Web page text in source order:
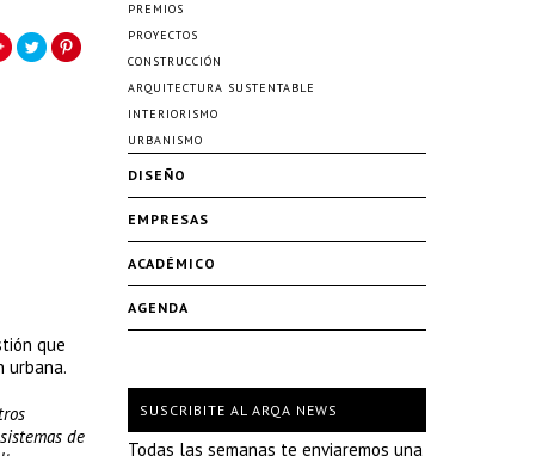
que
urbana.
de
PREMIOS
PROYECTOS
CONSTRUCCIÓN
ARQUITECTURA SUSTENTABLE
INTERIORISMO
URBANISMO
DISEÑO
EMPRESAS
ACADÉMICO
AGENDA
SUSCRIBITE AL ARQA NEWS
Todas las semanas te enviaremos una